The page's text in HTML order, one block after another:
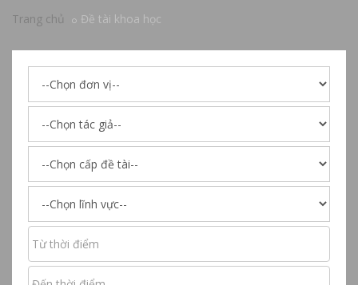
Trang chủ Đề tài khoa học